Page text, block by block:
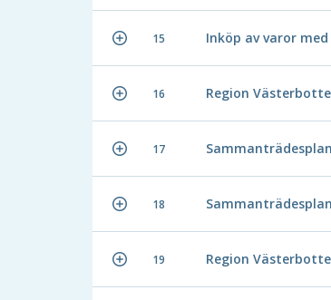
15 Inköp av varor
16 Region
17
18
19 Region